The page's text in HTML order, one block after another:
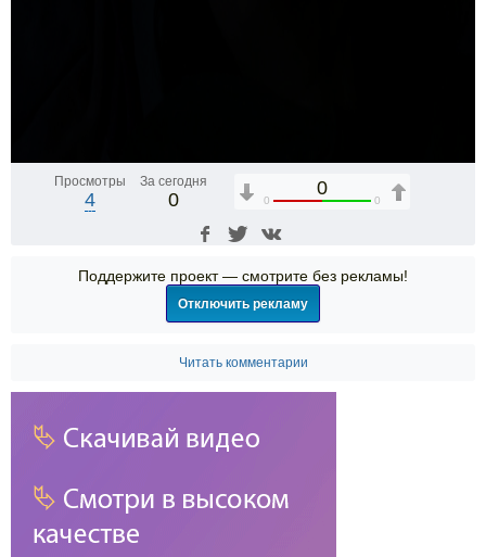
Просмотры
4
За сегодня
0
0
0 0
Поддержите проект — смотрите без рекламы!
Отключить рекламу
Читать комментарии